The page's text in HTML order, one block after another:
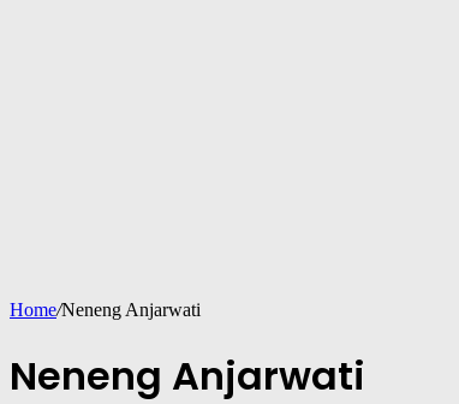
Home/Neneng Anjarwati
Neneng Anjarwati